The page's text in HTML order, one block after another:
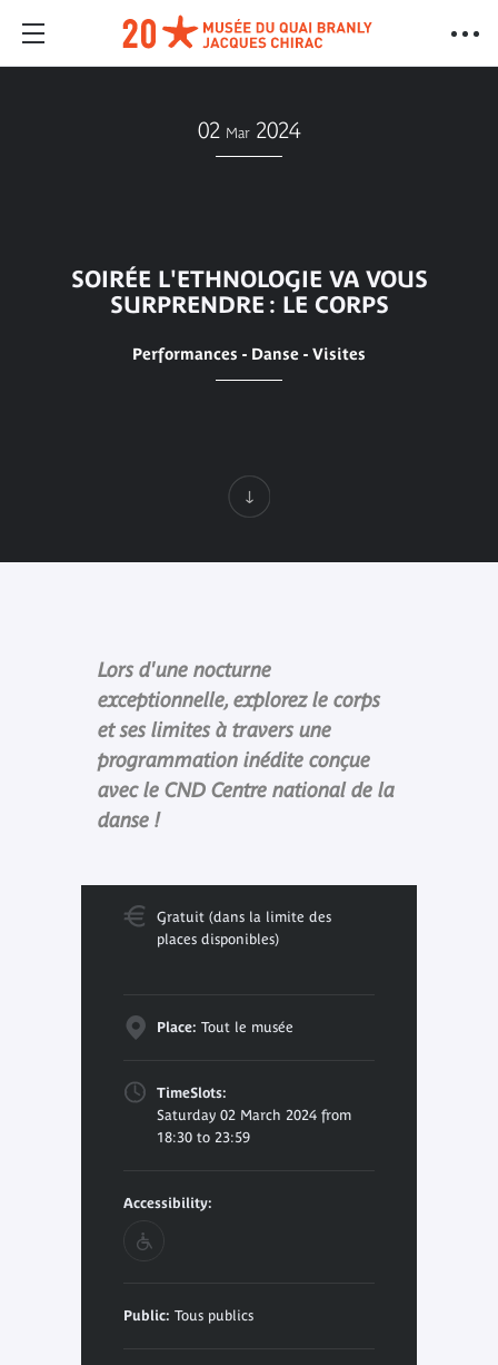
02 Mar 2024
SOIRÉE L'ETHNOLOGIE VA VOUS
SURPRENDRE : LE CORPS
Performances - Danse - Visites
Lors d'une nocturne
exceptionnelle, explorez le corps
et ses limites à travers une
programmation inédite conçue
avec le CND Centre national de la
danse !
Gratuit (dans la limite des
places disponibles)
Place: Tout le musée
TimeSlots:
Saturday 02 March 2024 from
18:30 to 23:59
Accessibility:
Public: Tous publics